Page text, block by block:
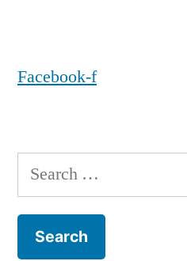
Facebook-f
Search
for: